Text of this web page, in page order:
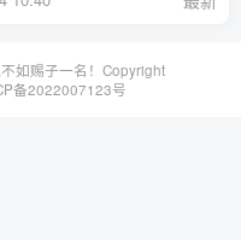
如赐子一名！Copyright
备2022007123号